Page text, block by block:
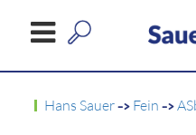
Hans Sauer-> Fein ->